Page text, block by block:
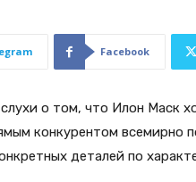
Facebook
о том, что Илон Маск
конкурентом всемирно
деталей по